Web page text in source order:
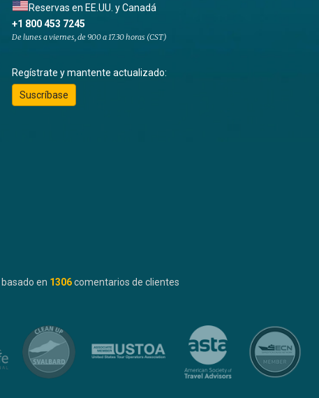
Reservas en EE.UU. y Canadá
+1 800 453 7245
De lunes a viernes, de 9.00 a 17.30 horas (CST)
Regístrate y mantente actualizado:
Suscríbase
basado en 1306comentarios de clientes